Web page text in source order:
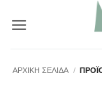
στο
ΑΡΧΙΚΉ ΣΕΛΊΔΑ /